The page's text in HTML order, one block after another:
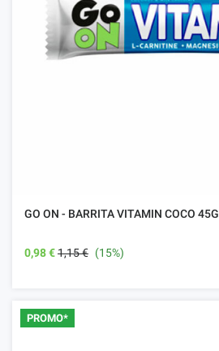
GO ON - BARRITA VITAMIN COCO 45G
0,98 €1,15 € (15%)
PROMO*